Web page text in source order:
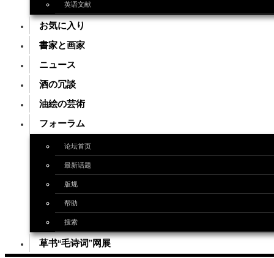
英语文献
お気に入り
書家と画家
ニュース
酒の冗談
油絵の芸術
フォーラム
论坛首页
最新话题
版规
帮助
搜索
草书“毛诗词”网展